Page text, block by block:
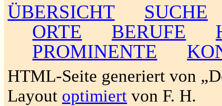
ÜBERSICHT
SUCHE
ORTE
BERUFE
PROMINENTE
HTML-Seite generiert von
Layout optimiert von F. H.